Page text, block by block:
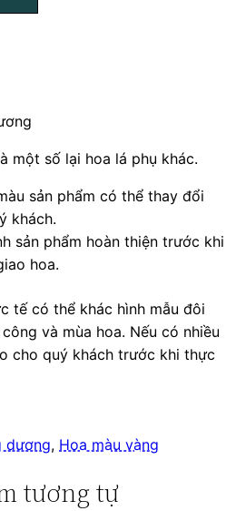
một số lại hoa lá phụ khác.
sản phẩm có thể thay đổi
khách.
sản phẩm hoàn thiện trước khi
hoa.
tế có thể khác hình mẫu đôi
và mùa hoa. Nếu có nhiều
cho quý khách trước khi thực
dương, Hoa màu vàng
tương tự